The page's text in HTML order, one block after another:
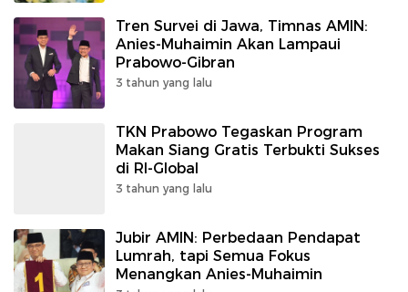
Tren Survei di Jawa, Timnas AMIN:
Anies-Muhaimin Akan Lampaui
Prabowo-Gibran
3 tahun yang lalu
TKN Prabowo Tegaskan Program
Makan Siang Gratis Terbukti Sukses
di RI-Global
3 tahun yang lalu
Jubir AMIN: Perbedaan Pendapat
Lumrah, tapi Semua Fokus
Menangkan Anies-Muhaimin